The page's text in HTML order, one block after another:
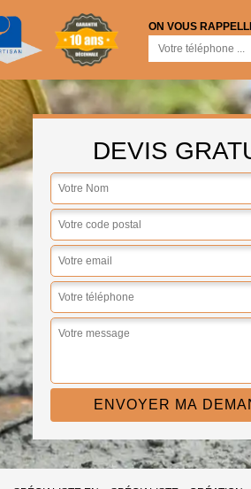
ON VOUS
DEVIS